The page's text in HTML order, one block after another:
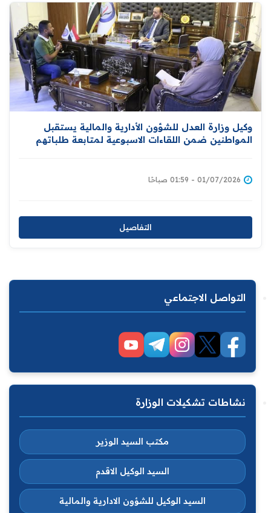
وكيل وزارة العدل للشؤون الأدارية والمالية يستقبل
المواطنين ضمن اللقاءات الاسبوعية لمتابعة طلباتهم
01/07/2026 - 01:59 صباحًا
التفاصيل
التواصل الاجتماعي
نشاطات تشكيلات الوزارة
مكتب السيد الوزير
السيد الوكيل الاقدم
السيد الوكيل للشؤون الادارية والمالية